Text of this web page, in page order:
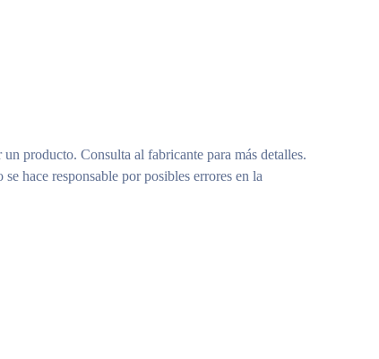
producto. Consulta al fabricante para más detalles.
hace responsable por posibles errores en la